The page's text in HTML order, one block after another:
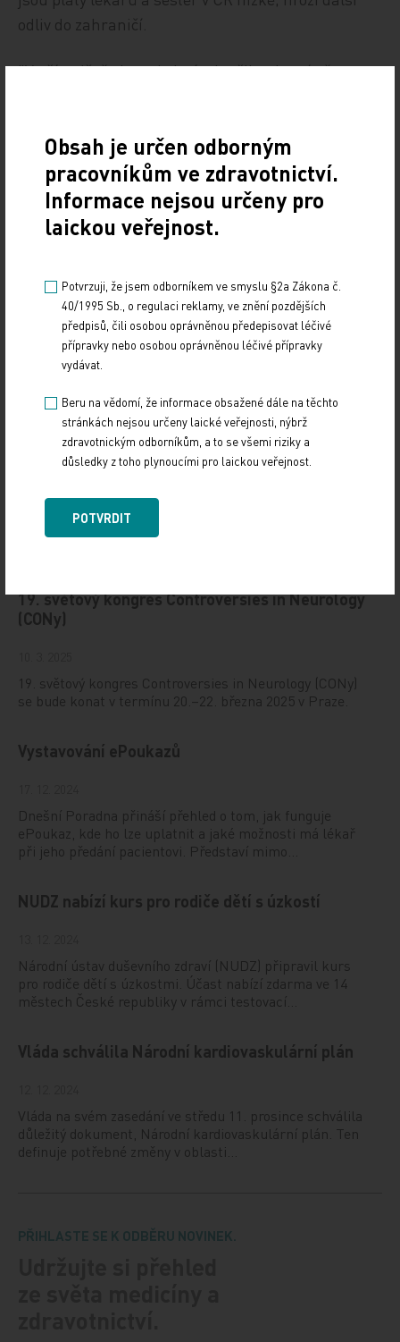
odliv do zahraničí.
"V případě, že by nebyl návrh přijat, hrozí už v
krize, která bez okamžitého stabilizačního
opatření může české zdravotnictví zasáhnout v
krátkodobém horizontu," varuje Němeček.
Zdroj: ČTK
FINANCE POLITIKA
Sdílejte článek
19. světový kongres Controversies in Neurology
(CONy)
19. světový kongres Controversies in Neurology (CONy)
se bude konat v termínu 20.–22. března 2025 v Praze.
Vystavování ePoukazů
Dnešní Poradna přináší přehled o tom, jak funguje
ePoukaz, kde ho lze uplatnit a jaké možnosti má lékař
při jeho předání pacientovi. Představí mimo…
NUDZ nabízí kurs pro rodiče dětí s úzkostí
Národní ústav duševního zdraví (NUDZ) připravil kurs
pro rodiče dětí s úzkostmi. Účast nabízí zdarma ve 14
městech České republiky v rámci testovací…
Vláda schválila Národní kardiovaskulární plán
Vláda na svém zasedání ve středu 11. prosince schválila
důležitý dokument, Národní kardiovaskulární plán. Ten
definuje potřebné změny v oblasti…
PŘIHLASTE SE K ODBĚRU NOVINEK.
Obsah je určen odborným
pracovníkům ve zdravotnictví.
Informace nejsou určeny pro
laickou veřejnost.
Potvrzuji, že jsem odborníkem ve smyslu §2a Zákona č.
40/1995 Sb., o regulaci reklamy, ve znění pozdějších
předpisů, čili osobou oprávněnou předepisovat léčivé
přípravky nebo osobou oprávněnou léčivé přípravky
vydávat.
Beru na vědomí, že informace obsažené dále na těchto
stránkách nejsou určeny laické veřejnosti, nýbrž
zdravotnickým odborníkům, a to se všemi riziky a
důsledky z toho plynoucími pro laickou veřejnost.
POTVRDIT